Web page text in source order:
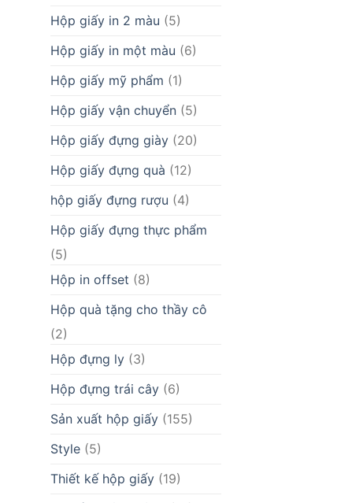
Hộp giấy in 2 màu (5)
Hộp giấy in một màu (6)
Hộp giấy mỹ phẩm (1)
Hộp giấy vận chuyển(5)
Hộp giấy đựng giày(20)
Hộp giấy đựng quà (12)
hộp giấy đựng rượu (4)
Hộp giấy đựng thực phẩm
(5)
Hộp in offset (8)
Hộp quà tặng cho thầy cô
(2)
Hộp đựng ly(3)
Hộp đựng trái cây(6)
Sản xuất hộp giấy(155)
Style(5)
Thiết kế hộp giấy(19)